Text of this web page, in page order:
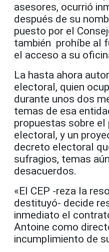
asesores, ocurrió
después de su
puesto por el
también prohíbe al
el acceso a su
La hasta ahora
electoral, quien
durante unos dos
temas de esa
propuestas sobre el
electoral, y un
decreto electoral
sufragios, temas
desacuerdos.
«El CEP -reza la
destituyó- decide
inmediato el
Antoine como
incumplimiento de